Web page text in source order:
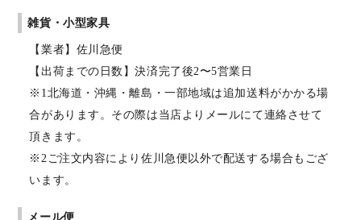
雑貨・小型家具
【業者】佐川急便
【出荷までの日数】決済完了後2〜5営業日
※1北海道・沖縄・離島・一部地域は追加送料がかかる場
合があります。その際は当店よりメールにて連絡させて
頂きます。
※2ご注文内容により佐川急便以外で配送する場合もござ
います。
メール便